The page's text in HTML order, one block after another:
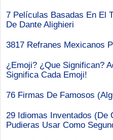
7 Películas Basadas En El
De Dante Alighieri
3817 Refranes Mexicanos
¿Emoji? ¿Que Significan?
Significa Cada Emoji!
76 Firmas De Famosos
29 Idiomas Inventados (De
Pudieras Usar Como